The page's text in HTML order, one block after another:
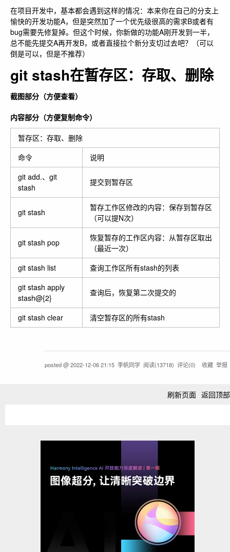
在项目开发中，基本都会遇到这样的情况：本来你在自己的分支上
愉快的开发功能A，但是突然加了一个优先级很高的需求B或者有
bug需要先修复掉。但这个时候，你新做的功能A刚开发到一半，
总不能先提交A再开发B，或者直接拉个新分支切过去吧？（可以
倒是可以，但是不推荐）
git stash在暂存区：存取、删除
截图部分（方便查看）
内容部分（方便复制命令）
暂存区：存取、删除
命令
说明
git add.、git
stash
提交到暂存区
git stash
暂存工作区修改的内容：保存到暂存区
（可以提N次）
git stash pop
恢复暂存的工作区内容：从暂存区取出
（最近一次）
git stash list
查询工作区所有stash的列表
git stash apply
stash@{2}
查询后，恢复第二次提交的
git stash clear 清空暂存区的所有stash
posted @2022-12-06 21:15 李帆同学 阅读(13718) 评论(0) 收藏 举报
刷新页面 返回顶部